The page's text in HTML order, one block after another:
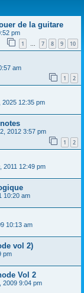
de la guitare
pm
1 … 7 8 9 10
am
1 2
2025 12:35 pm
2012 3:57 pm
1 2
2011 12:49 pm
10:20 am
10:13 am
vol 2)
pm
Vol 2
2009 9:04 pm